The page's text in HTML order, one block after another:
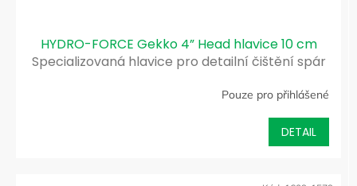
HYDRO-FORCE Gekko 4” Head hlavice 10 cm
Specializovaná hlavice pro detailní čištění spár
Pouze pro přihlášené
DETAIL